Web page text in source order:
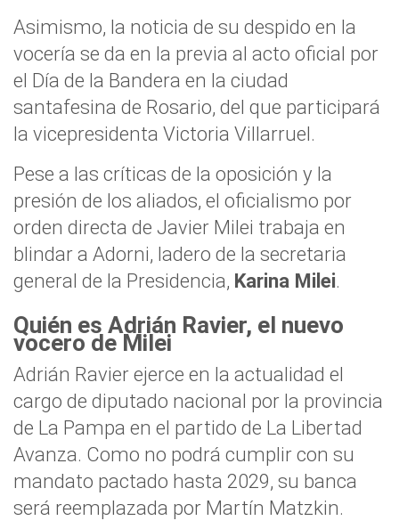
Asimismo, la noticia de su despido en la
vocería se da en la previa al acto oficial por
el Día de la Bandera en la ciudad
santafesina de Rosario, del que participará
la vicepresidenta Victoria Villarruel.
Pese a las críticas de la oposición y la
presión de los aliados, el oficialismo por
orden directa de Javier Milei trabaja en
blindar a Adorni, ladero de la secretaria
general de la Presidencia, Karina Milei.
Quién es Adrián Ravier, el nuevo
vocero de Milei
Adrián Ravier ejerce en la actualidad el
cargo de diputado nacional por la provincia
de La Pampa en el partido de La Libertad
Avanza. Como no podrá cumplir con su
mandato pactado hasta 2029, su banca
será reemplazada por Martín Matzkin.